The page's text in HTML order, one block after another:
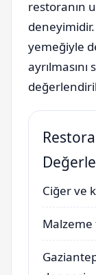
restoranın
yemeğiyle
Ciğer ve
Malzeme